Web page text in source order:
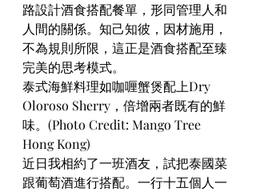
路設計酒食搭配餐單，形同管理人和
人間的關係。知己知彼，因材施用，
不為規則所限，這正是酒食搭配至臻
完美的思考模式。
泰式海鮮料理如咖喱蟹煲配上Dry
Oloroso Sherry，倍增兩者既有的鮮
味。(Photo Credit: Mango Tree
Hong Kong)
近日我相約了一班酒友，試把泰國菜
跟葡萄酒進行搭配。一行十五個人一